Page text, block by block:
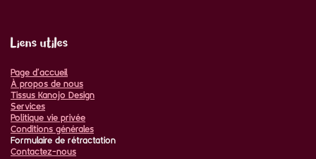
Liens utiles
Page d'accueil
À propos de nous
Tissus Kanojo Design
Services
Politique vie privée
Conditions générales
Formulaire de rétractation
Contactez-nous